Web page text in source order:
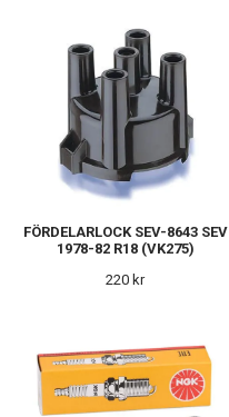
FÖRDELARLOCK SEV-8643 SEV
1978-82 R18 (VK275)
220 kr